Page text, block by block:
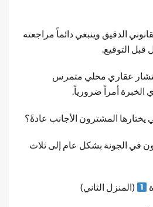
الدقيق وينبغي دائماً مراجعته
التوقيع.
عقاري محلي متمرس
أمراً ضرورياً.
يختارها المشترون الأجانب عادةً؟
في الجونة بشكل عام إلى ثلاث
(المنزل الثاني)